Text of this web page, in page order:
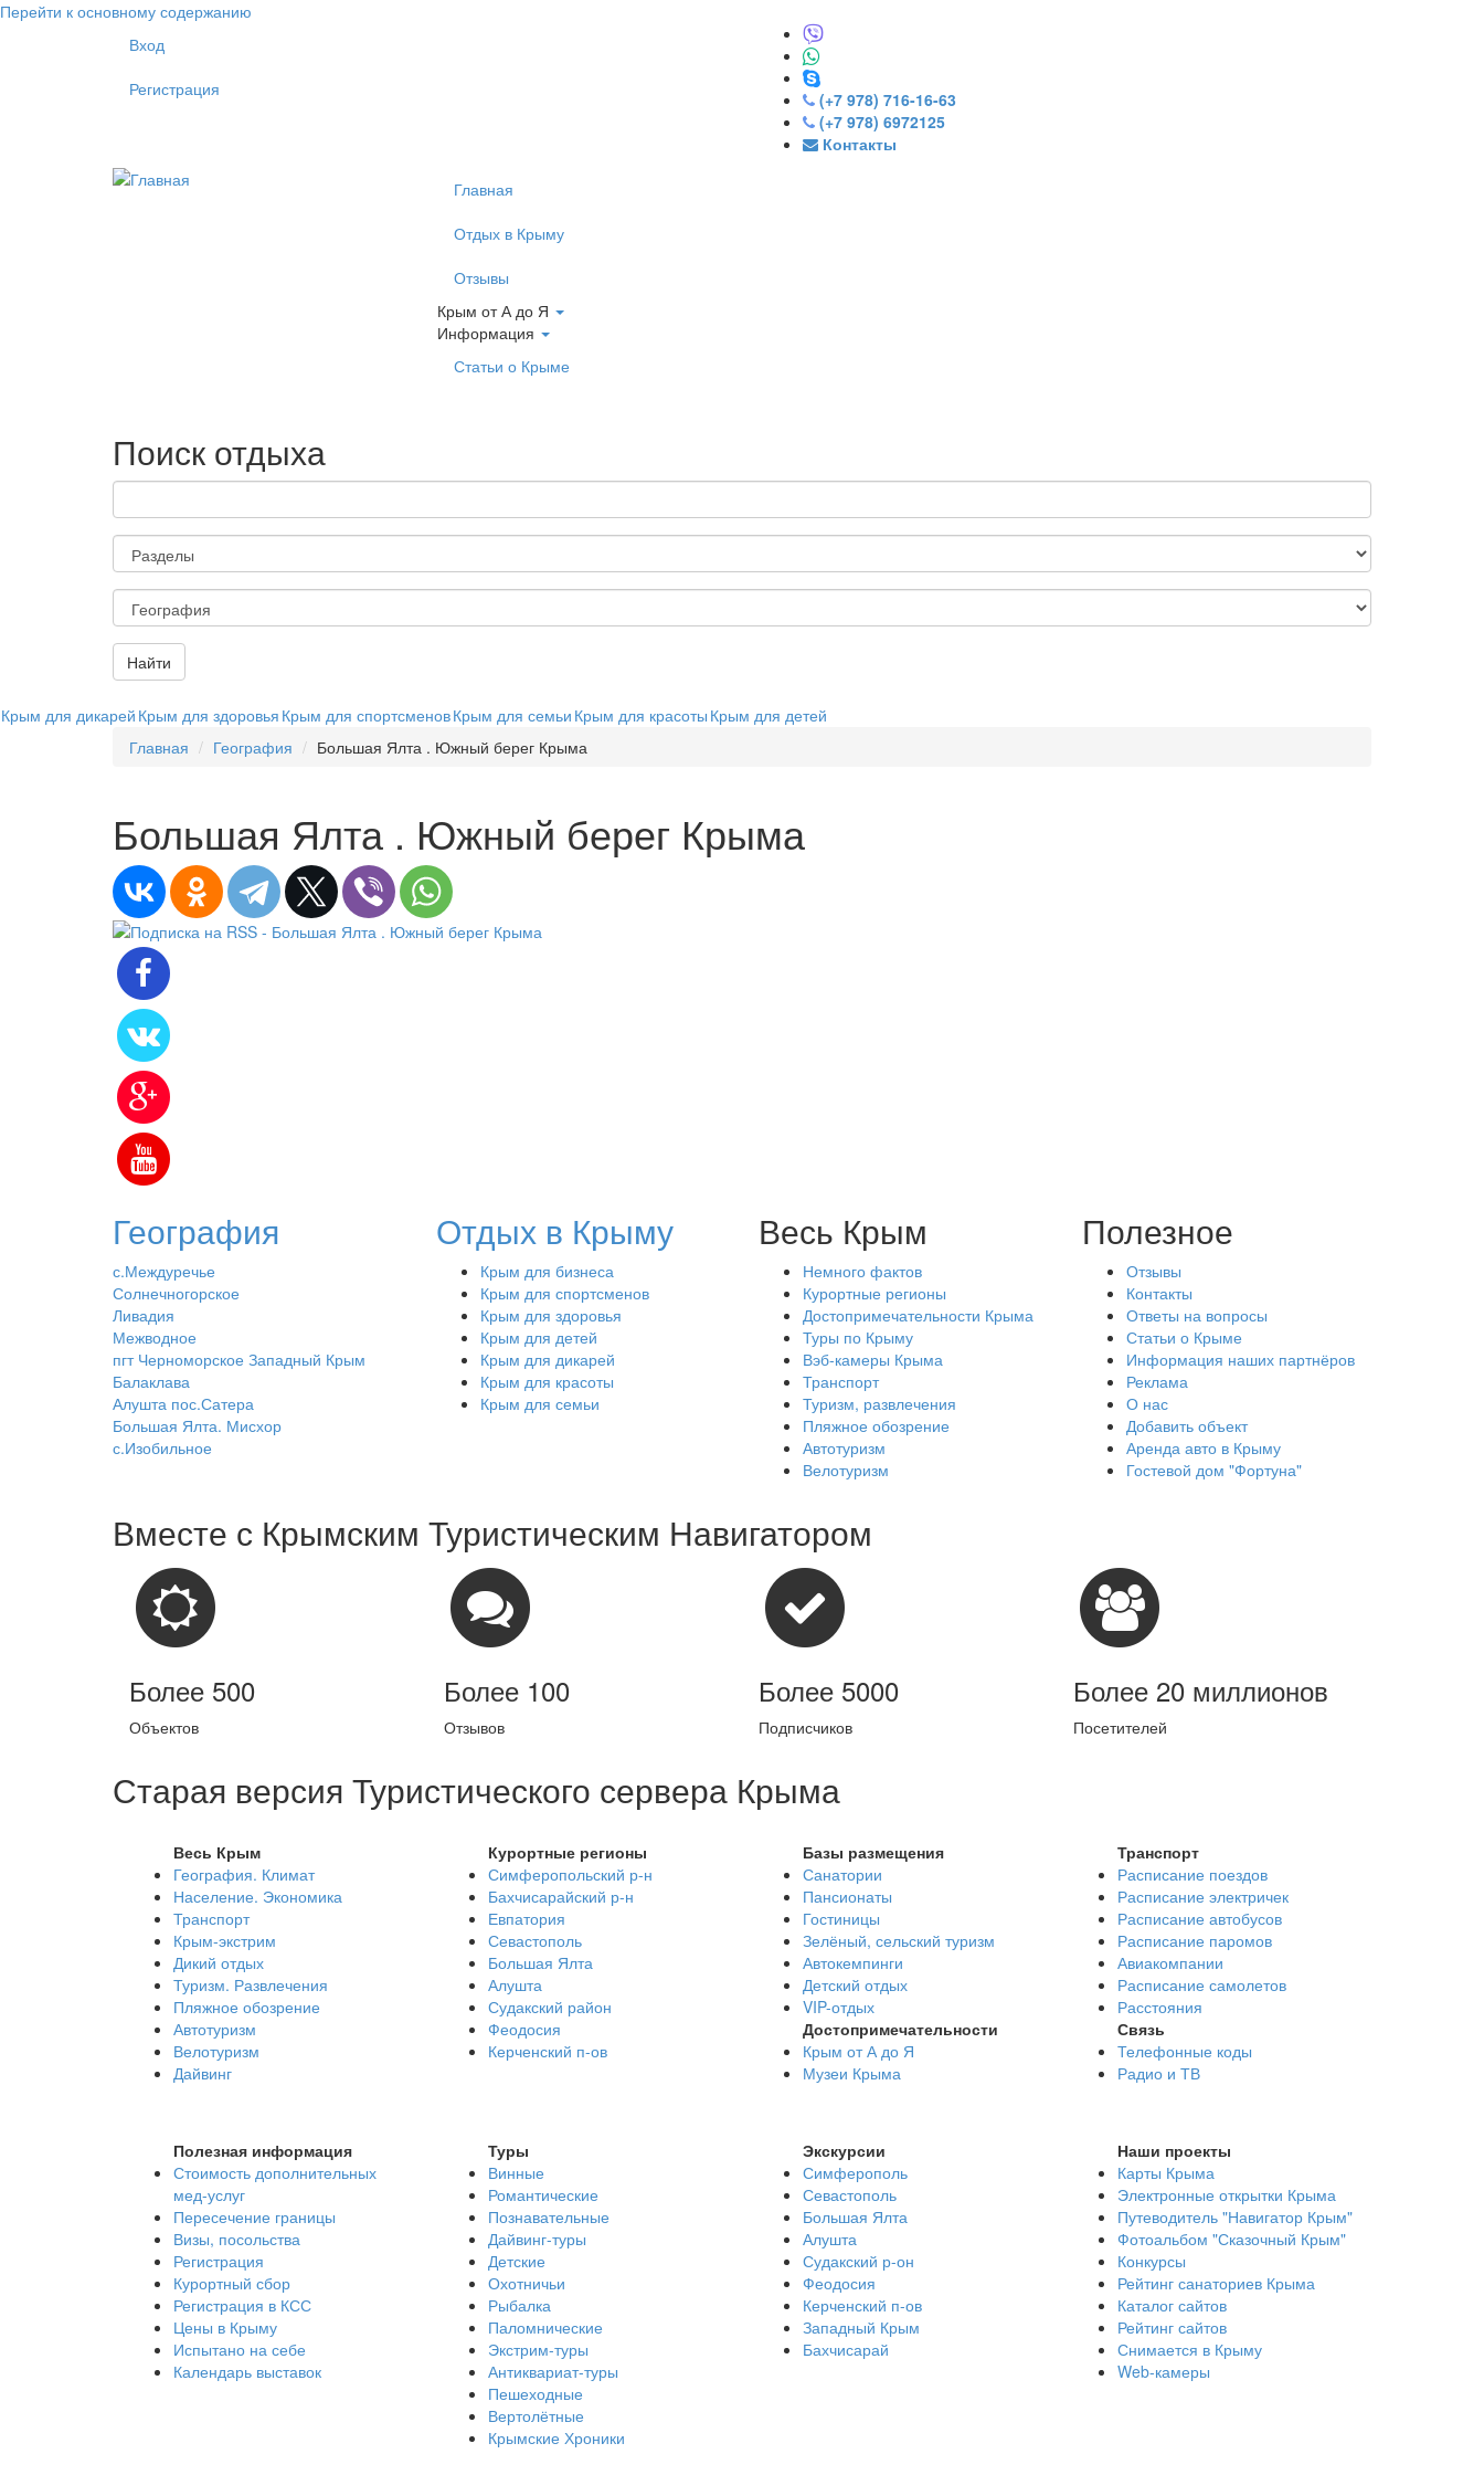
Перейти к основному содержанию
Вход
Регистрация
(+7 978) 716-16-63
(+7 978) 6972125
Контакты
Главная
Отдых в Крыму
Отзывы
Крым от А до Я
Информация
Статьи о Крыме
Поиск отдыха
Найти
Крым для дикарей Крым для здоровья Крым для спортсменовКрым для семьи Крым для красоты Крым для детей
Главная
География Большая Ялта . Южный берег Крыма
Большая Ялта . Южный берег Крыма
География
с.Междуречье
Солнечногорское
Ливадия
Межводное
пгт Черноморское Западный Крым
Балаклава
Алушта пос.Сатера
Большая Ялта. Мисхор
с.Изобильное
Отдых в Крыму
Крым для бизнеса
Крым для спортсменов
Крым для здоровья
Крым для детей
Крым для дикарей
Крым для красоты
Крым для семьи
Весь Крым
Немного фактов
Курортные регионы
Достопримечательности Крыма
Туры по Крыму
Вэб-камеры Крыма
Транспорт
Туризм, развлечения
Пляжное обозрение
Автотуризм
Велотуризм
Полезное
Отзывы
Контакты
Ответы на вопросы
Статьи о Крыме
Информация наших партнёров
Реклама
О нас
Добавить объект
Аренда авто в Крыму
Гостевой дом "Фортуна"
Вместе с Крымским Туристическим Навигатором
Более 500
Объектов
Более 100
Отзывов
Более 5000
Подписчиков
Более 20 миллионов
Посетителей
Старая версия Туристического сервера Крыма
Весь Крым
География. Климат
Население. Экономика
Транспорт
Крым-экстрим
Дикий отдых
Туризм. Развлечения
Пляжное обозрение
Автотуризм
Велотуризм
Дайвинг
Курортные регионы
Симферопольский р-н
Бахчисарайский р-н
Евпатория
Севастополь
Большая Ялта
Алушта
Судакский район
Феодосия
Керченский п-ов
Базы размещения
Санатории
Пансионаты
Гостиницы
Зелёный, сельский туризм
Автокемпинги
Детский отдых
VIP-отдых
Достопримечательности
Крым от А до Я
Музеи Крыма
Транспорт
Расписание поездов
Расписание электричек
Расписание автобусов
Расписание паромов
Авиакомпании
Расписание самолетов
Расстояния
Связь
Телефонные коды
Радио и ТВ
Полезная информация
Стоимость дополнительных
мед-услуг
Пересечение границы
Визы, посольства
Регистрация
Курортный сбор
Регистрация в КСС
Цены в Крыму
Испытано на себе
Календарь выставок
Туры
Винные
Романтические
Познавательные
Дайвинг-туры
Детские
Охотничьи
Рыбалка
Паломнические
Экстрим-туры
Антиквариат-туры
Пешеходные
Вертолётные
Крымские Хроники
Экскурсии
Симферополь
Севастополь
Большая Ялта
Алушта
Судакский р-он
Феодосия
Керченский п-ов
Западный Крым
Бахчисарай
Наши проекты
Карты Крыма
Электронные открытки Крыма
Путеводитель "Навигатор Крым"
Фотоальбом "Сказочный Крым"
Конкурсы
Рейтинг санаториев Крыма
Каталог сайтов
Рейтинг сайтов
Снимается в Крыму
Web-камеры